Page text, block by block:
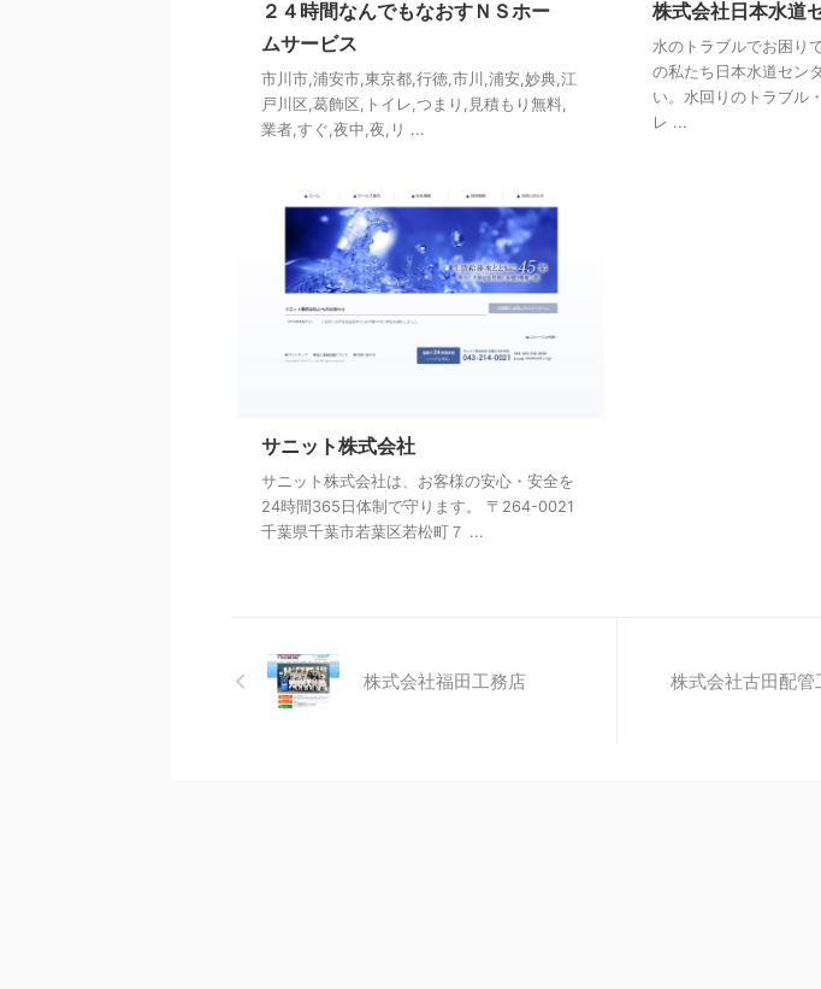
２４時間なんでもなおすＮＳホー
ムサービス
市川市,浦安市,東京都,行徳,市川,浦安,妙典,江
戸川区,葛飾区,トイレ,つまり,見積もり無料,
業者,すぐ,夜中,夜,リ ...
株式会社日本水道
水のトラブルでお困り
の私たち日本水道セン
い。水回りのトラブル
レ ...
サニット株式会社
サニット株式会社は、お客様の安心・安全を
24時間365日体制で守ります。 〒264-0021
千葉県千葉市若葉区若松町７ ...
株式会社福田工務店 株式会社古田配管